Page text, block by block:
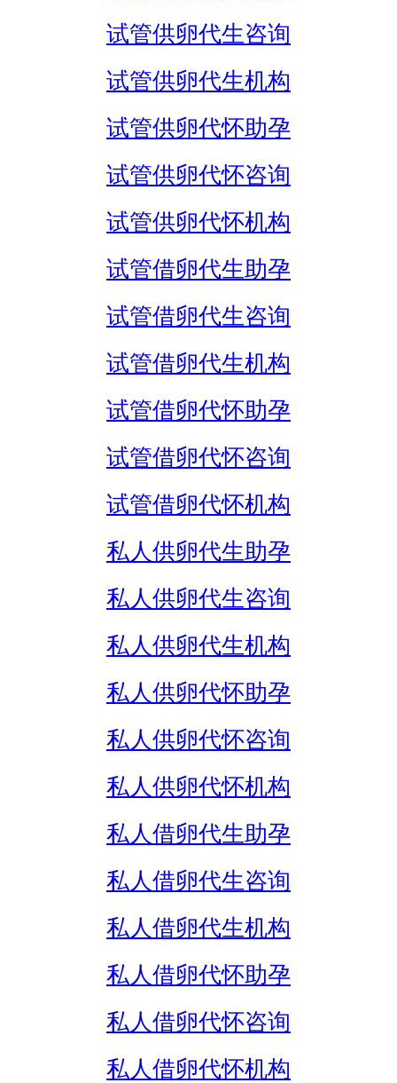
试管供卵代生咨询
试管供卵代生机构
试管供卵代怀助孕
试管供卵代怀咨询
试管供卵代怀机构
试管借卵代生助孕
试管借卵代生咨询
试管借卵代生机构
试管借卵代怀助孕
试管借卵代怀咨询
试管借卵代怀机构
私人供卵代生助孕
私人供卵代生咨询
私人供卵代生机构
私人供卵代怀助孕
私人供卵代怀咨询
私人供卵代怀机构
私人借卵代生助孕
私人借卵代生咨询
私人借卵代生机构
私人借卵代怀助孕
私人借卵代怀咨询
私人借卵代怀机构